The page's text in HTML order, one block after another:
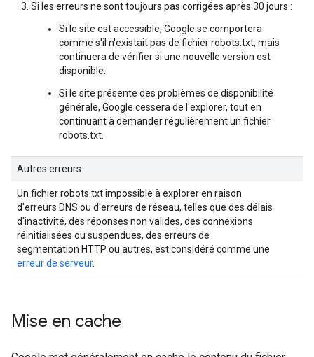
Si les erreurs ne sont toujours pas corrigées après 30 jours :
Si le site est accessible, Google se comportera
comme s'il n'existait pas de fichier robots.txt, mais
continuera de vérifier si une nouvelle version est
disponible.
Si le site présente des problèmes de disponibilité
générale, Google cessera de l'explorer, tout en
continuant à demander régulièrement un fichier
robots.txt.
Autres erreurs
Un fichier robots.txt impossible à explorer en raison
d'erreurs DNS ou d'erreurs de réseau, telles que des délais
d'inactivité, des réponses non valides, des connexions
réinitialisées ou suspendues, des erreurs de
segmentation HTTP ou autres, est considéré comme une
erreur de serveur.
Mise en cache